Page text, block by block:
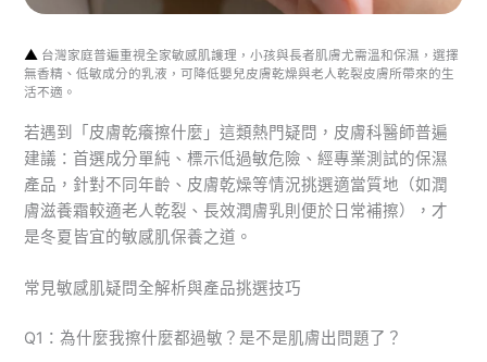
▲ 台灣家庭普遍重視全家敏感肌護理，小孩與長者肌膚尤需溫和保濕，選擇
無香精、低敏成分的乳液，可降低嬰兒皮膚乾燥與老人乾裂皮膚所帶來的生
活不適。
若遇到「皮膚乾癢擦什麼」這類熱門疑問，皮膚科醫師普遍
建議：首選成分單純、標示低過敏危險、經專業測試的保濕
產品，針對不同年齡、皮膚乾燥等情況挑選適當質地（如潤
膚滋養霜較適老人乾裂、長效潤膚乳則便於日常補擦），才
是冬夏皆宜的敏感肌保養之道。
常見敏感肌疑問全解析與產品挑選技巧
Q1：為什麼我擦什麼都過敏？是不是肌膚出問題了？